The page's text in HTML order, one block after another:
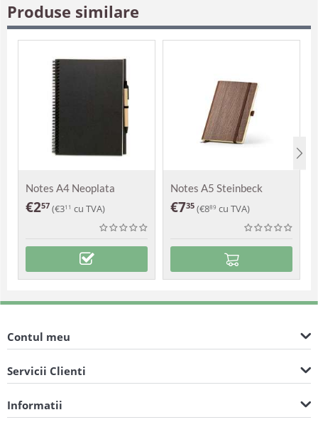
Produse similare
Notes A4 Neoplata
€257 (€311 cu TVA)
Notes A5 Steinbeck
€735 (€889 cu TVA)
Contul meu
Servicii Clienti
Informatii